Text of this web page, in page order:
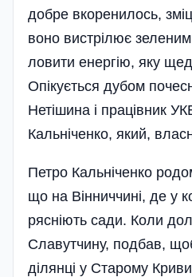
добре вкоренилось,
воно вистрілює
ловити енергію, яку
Опікується дубом
Нетішина і працівник
Кальніченко, який,
Петро Кальніченко
що на Вінниччині, де у
рясніють сади. Коли
Славутчину, подбав,
ділянці у Старому